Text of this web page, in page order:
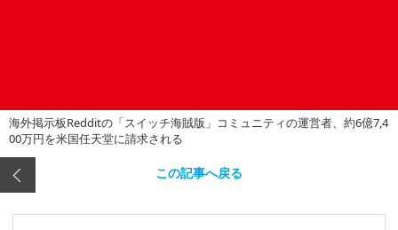
海外掲示板Redditの「スイッチ海賊版」コミュニティの運営者、約6億7,4
00万円を米国任天堂に請求される
この記事へ戻る